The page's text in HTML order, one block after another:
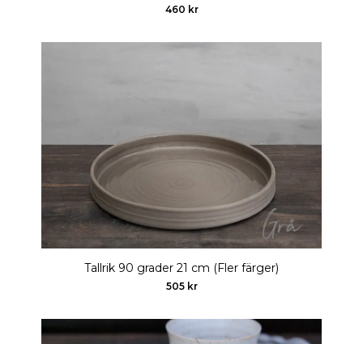
460 kr
Tallrik 90 grader 21 cm (Fler färger)
505 kr